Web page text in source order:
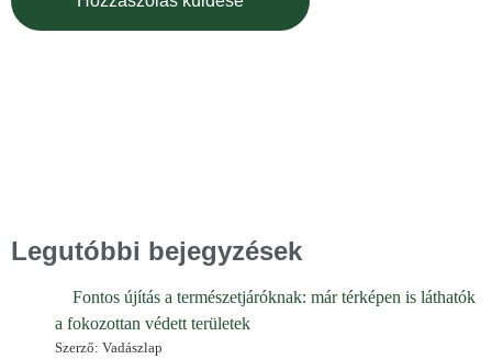
Legutóbbi bejegyzések
Fontos újítás a természetjáróknak: már térképen is láthatók
a fokozottan védett területek
Szerző: Vadászlap